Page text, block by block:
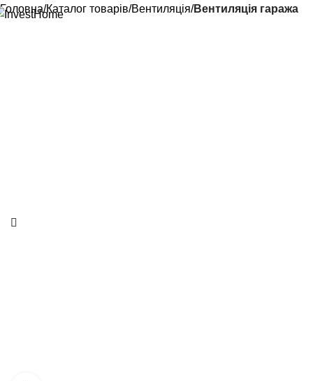
Головна Каталог товарів Вентиляція Вентиляція гаража